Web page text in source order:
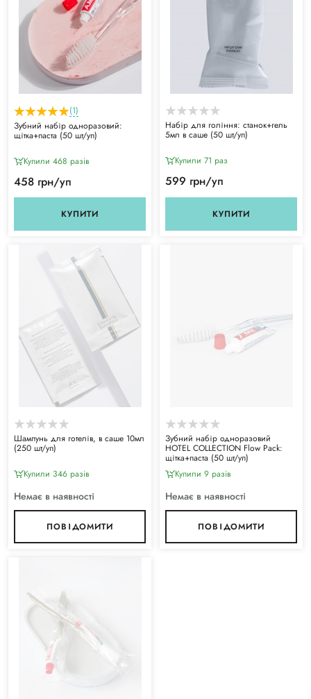
(1)
Зубний набір одноразовий:
щітка+паста (50 шт/уп)
Купили 468 разiв
458 грн/уп
КУПИТИ
Набір для гоління: станок+гель
5мл в саше (50 шт/уп)
Купили 71 раз
599 грн/уп
КУПИТИ
Шампунь для готелів, в саше 10мл
(250 шт/уп)
Купили 346 разiв
Немає в наявності
ПОВІДОМИТИ
Зубний набір одноразовий
HOTEL COLLECTION Flow Pack:
щітка+паста (50 шт/уп)
Купили 9 разiв
Немає в наявності
ПОВІДОМИТИ